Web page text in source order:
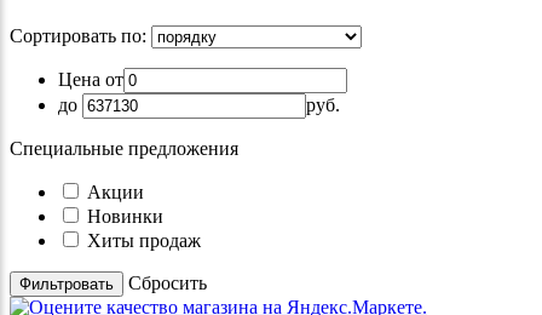
Сортировать по:
Цена от
до
руб.
Специальные предложения
Акции
Новинки
Хиты продаж
Cбросить